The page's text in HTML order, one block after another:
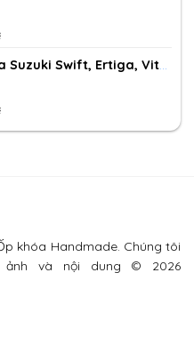
Swift, Ertiga, Vitara, XL7
khóa Handmade. Chúng tôi
ảnh và nội dung © 2026